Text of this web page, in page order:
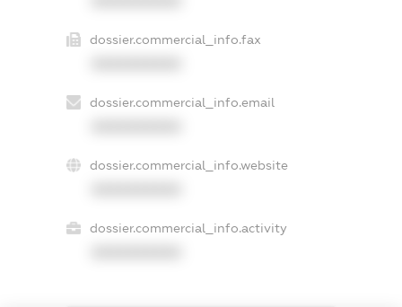
dossier.commercial_info.fax
dossier.commercial_info.email
dossier.commercial_info.website
dossier.commercial_info.activity